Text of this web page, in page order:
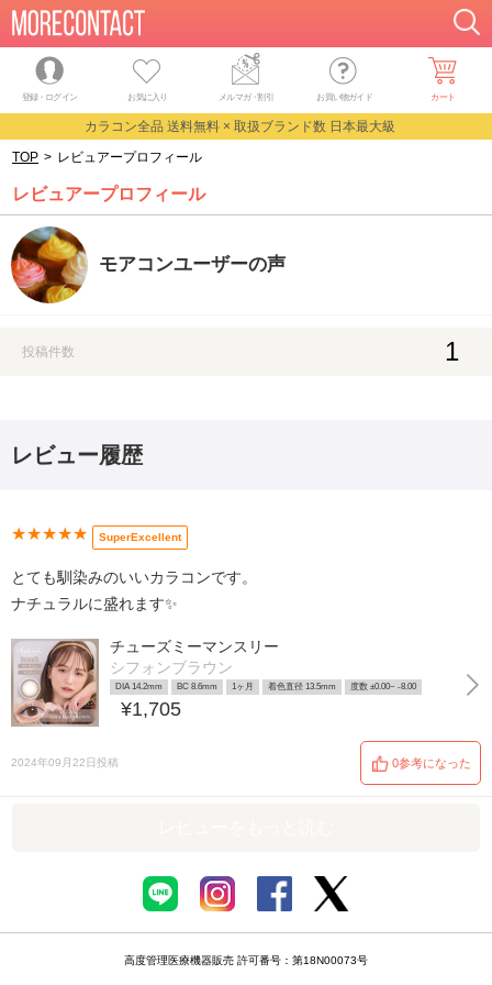
登録・ログイン お気に入り メルマガ・割引 お買い物ガイド カート
カラコン全品 送料無料 × 取扱ブランド数 日本最大級
TOP > レビュアープロフィール
レビュアープロフィール
モアコンユーザーの声
投稿件数 1
レビュー履歴
★★★★★ SuperExcellent
とても馴染みのいいカラコンです。
ナチュラルに盛れます✨
チューズミーマンスリー
シフォンブラウン
DIA 14.2mm BC 8.6mm 1ヶ月 着色直径 13.5mm 度数 ±0.00~ -8.00
¥1,705
2024年09月22日投稿 0参考になった
高度管理医療機器販売 許可番号：第18N00073号